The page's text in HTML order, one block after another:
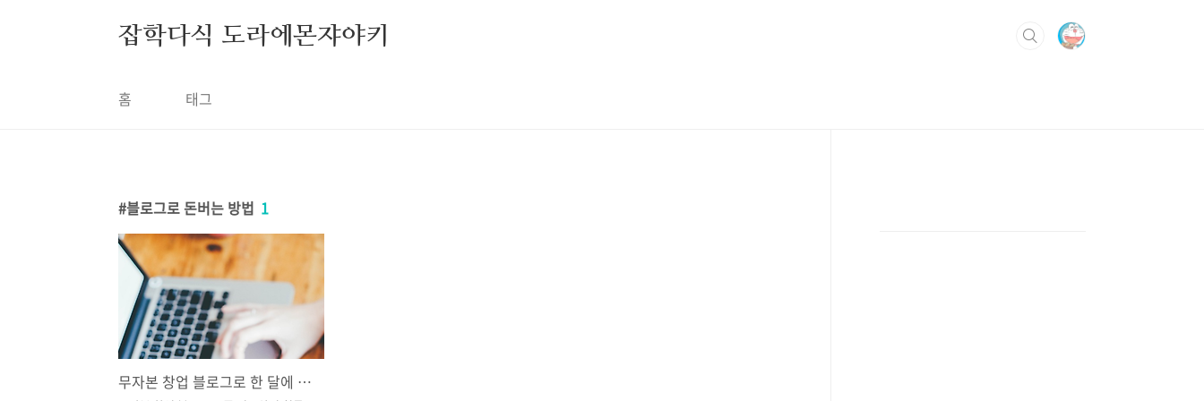
잡학다식 도라에몬쟈야키
홈 태그
블로그로 돈버는 방법 1
무자본 창업 블로그로 한 달에 천만 원 벌기 가능할까